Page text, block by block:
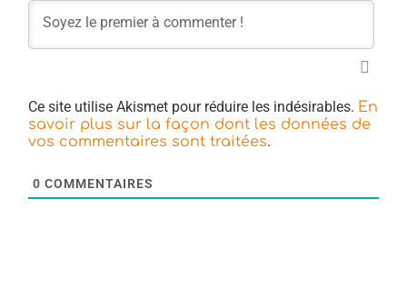
Ce site utilise Akismet pour réduire les indésirables. En
savoir plus sur la façon dont les données de
vos commentaires sont traitées.
0 COMMENTAIRES